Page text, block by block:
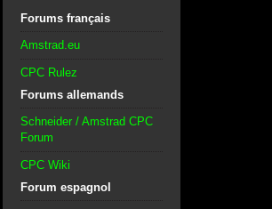
Forums français
Amstrad.eu
CPC Rulez
Forums allemands
Schneider / Amstrad CPC
Forum
CPC Wiki
Forum espagnol